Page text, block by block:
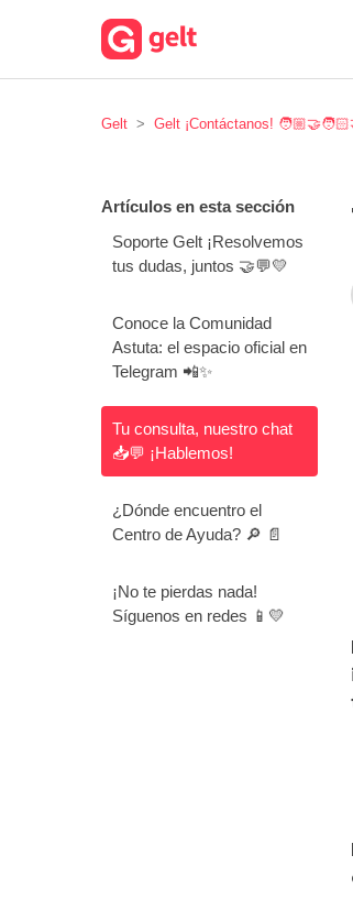
Gelt Gelt ¡Contáctanos!
Artículos en esta sección
Soporte Gelt ¡Resolvemos
tus dudas, juntos 🤝💬💛
Conoce la Comunidad
Astuta: el espacio oficial en
Telegram 📲✨
Tu consulta, nuestro chat
📥💬 ¡Hablemos!
¿Dónde encuentro el
Centro de Ayuda? 🔎 📄
¡No te pierdas nada!
Síguenos en redes 📱💛